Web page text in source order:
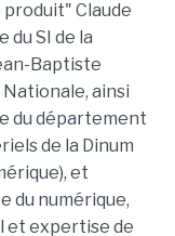
produit" Claude
du SI de la
Baptiste
Nationale, ainsi
du département
de la Dinum
et
du numérique,
et expertise de